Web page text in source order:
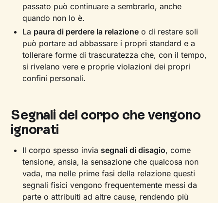
passato può continuare a sembrarlo, anche
quando non lo è.
La paura di perdere la relazione o di restare soli
può portare ad abbassare i propri standard e a
tollerare forme di trascuratezza che, con il tempo,
si rivelano vere e proprie violazioni dei propri
confini personali.
Segnali del corpo che vengono
ignorati
Il corpo spesso invia segnali di disagio, come
tensione, ansia, la sensazione che qualcosa non
vada, ma nelle prime fasi della relazione questi
segnali fisici vengono frequentemente messi da
parte o attribuiti ad altre cause, rendendo più